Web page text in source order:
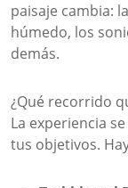
paisaje cambia:
húmedo, los
demás.
¿Qué recorrido
La experiencia
tus objetivos.